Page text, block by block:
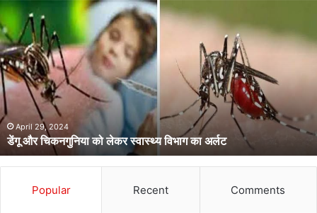
डेंगू
और
चिकनगुनिया
को
लेकर
स्वास्थ्य
विभाग
का
अर्लटApril 29, 2024
डेंगू और चिकनगुनिया को लेकर स्वास्थ्य विभाग का अर्लट
Popular Recent Comments